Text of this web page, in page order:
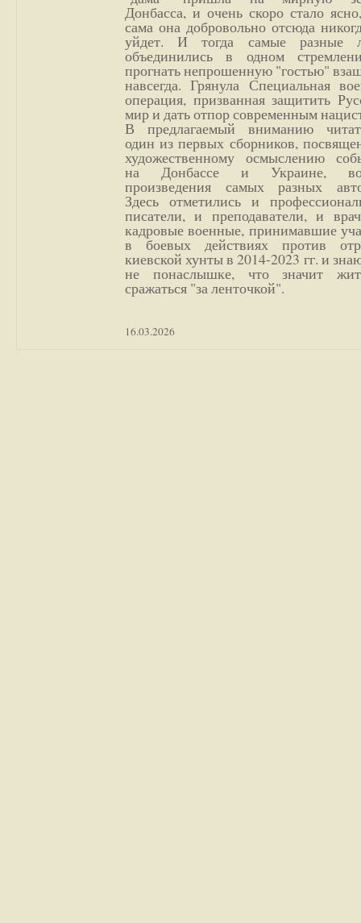
Донбасса, и очень скоро стало
сама она добровольно отсюда
уйдет. И тогда самые разные
объединились в одном
прогнать непрошенную "гостью"
навсегда. Грянула Специальная
операция, призванная защитить
мир и дать отпор современным
В предлагаемый вниманию
один из первых сборников,
художественному осмыслению
на Донбассе и Украине,
произведения самых разных
Здесь отметились и
писатели, и преподаватели, и
кадровые военные, принимавшие
в боевых действиях против
киевской хунты в 2014-2023 гг. и
не понаслышке, что значит
сражаться "за ленточкой".
16.03.2026